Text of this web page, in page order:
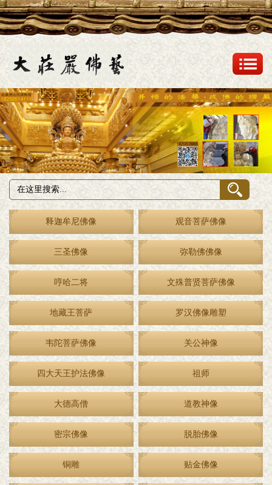
释迦牟尼佛像 观音菩萨佛像
三圣佛像 弥勒佛佛像
哼哈二将 文殊普贤菩萨佛像
地藏王菩萨 罗汉佛像雕塑
韦陀菩萨佛像 关公神像
四大天王护法佛像 祖师
大德高僧 道教神像
密宗佛像 脱胎佛像
铜雕 贴金佛像